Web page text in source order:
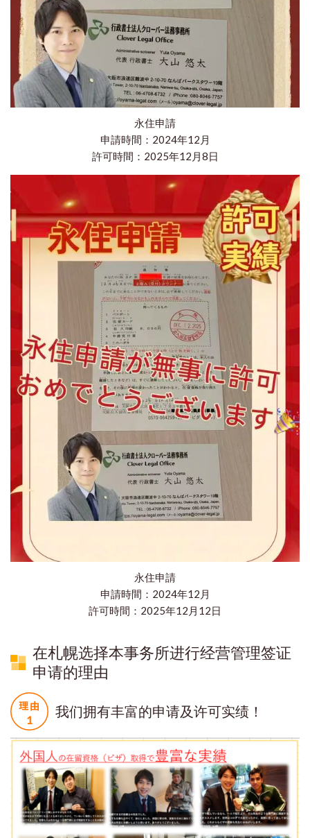
永住申請
申請時間：2024年12月
許可時間：2025年12月8日
永住申請
申請時間：2024年12月
​許可時間：2025年12月12日
在札幌选择本事务所进行经营管理签证
申请的理由
我们拥有丰富的申请及许可实绩！